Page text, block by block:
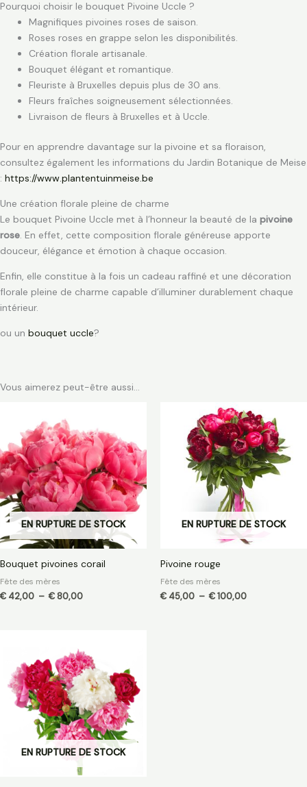
Pourquoi choisir le bouquet Pivoine Uccle ?
Magnifiques pivoines roses de saison.
Roses roses en grappe selon les disponibilités.
Création florale artisanale.
Bouquet élégant et romantique.
Fleuriste à Bruxelles depuis plus de 30 ans.
Fleurs fraîches soigneusement sélectionnées.
Livraison de fleurs à Bruxelles et à Uccle.
Pour en apprendre davantage sur la pivoine et sa floraison,
consultez également les informations du Jardin Botanique de Meise
: https://www.plantentuinmeise.be
Une création florale pleine de charme
Le bouquet Pivoine Uccle met à l’honneur la beauté de la pivoine
rose. En effet, cette composition florale généreuse apporte
douceur, élégance et émotion à chaque occasion.
Enfin, elle constitue à la fois un cadeau raffiné et une décoration
florale pleine de charme capable d’illuminer durablement chaque
intérieur.
ou un bouquet uccle?
Vous aimerez peut-être aussi…
EN RUPTURE DE STOCK
Bouquet pivoines corail
Fête des mères
€ 42,00 – €80,00
prix :
€ 42,00
à
€ 80,00
EN RUPTURE DE STOCK
Pivoine rouge
Fête des mères
€ 45,00 – €100,00
de
prix :
€ 45,00
à
€ 100,00
EN RUPTURE DE STOCK
prix :
€ 45,00
à
€ 112,50